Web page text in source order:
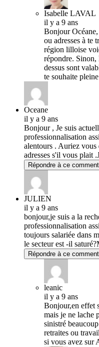
Isabelle LAVAL
il y a 9 ans
Bonjour Océane,
ou adresses à te
région lilloise
répondre. Sinon,
dessus sont
te souhaite
Oceane
il y a 9 ans
Bonjour , Je suis
professionnalisation
alentours . Auriez vous
adresses s'il vous plait
Répondre à ce
JULIEN
il y a 9 ans
bonjour,je suis a la
professionnalisation
toujours salariée dans
le secteur est -il
Répondre à ce
leanic
il y a 9 ans
Bonjour,en effet
mais je ne lache
sinistré
retraites ou
si vous avez sur